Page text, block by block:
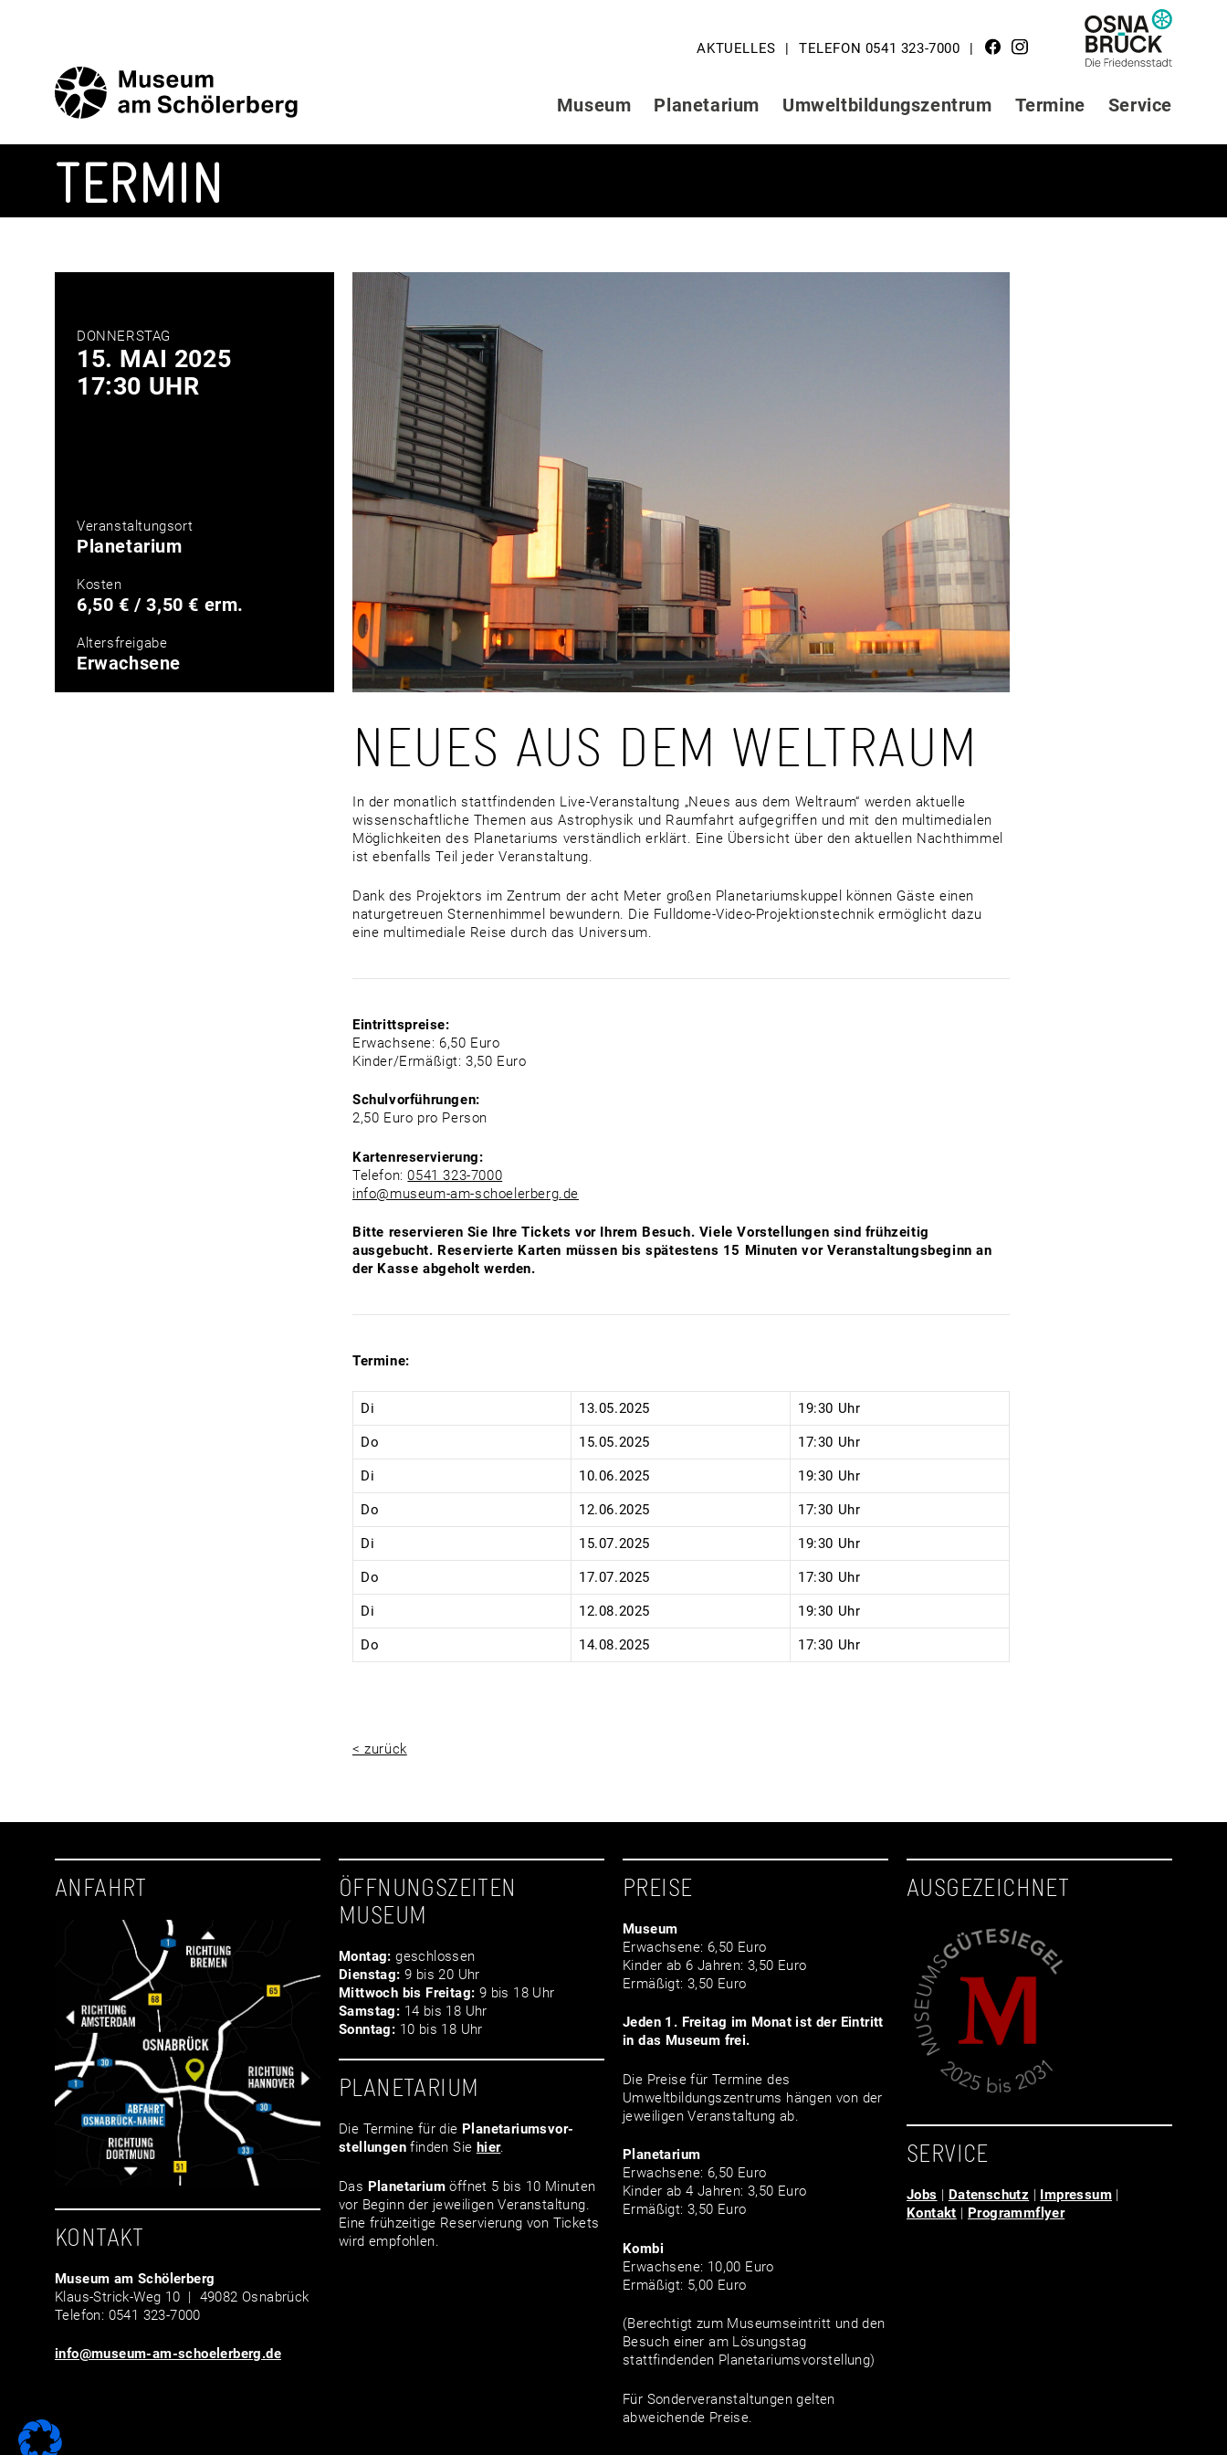
AKTUELLES TELEFON 0541 323-7000
LOGO STADT
OSNABRÜCK
Museum Planetarium Umweltbildungszentrum Termine Service
TERMIN
DONNERSTAG
15. MAI 2025
17:30 UHR
Veranstaltungsort
Planetarium
Kosten
6,50 € / 3,50 € erm.
Altersfreigabe
Erwachsene
NEUES AUS DEM WELTRAUM
In der monatlich stattfindenden Live-Veranstaltung „Neues aus dem Weltraum“ werden aktuelle
wissenschaftliche Themen aus Astrophysik und Raumfahrt aufgegriffen und mit den multimedialen
Möglichkeiten des Planetariums verständlich erklärt. Eine Übersicht über den aktuellen Nachthimmel
ist ebenfalls Teil jeder Veranstaltung.
Dank des Projektors im Zentrum der acht Meter großen Planetariumskuppel können Gäste einen
naturgetreuen Sternenhimmel bewundern. Die Fulldome-Video-Projektionstechnik ermöglicht dazu
eine multimediale Reise durch das Universum.
Eintrittspreise:
Erwachsene: 6,50 Euro
Kinder/Ermäßigt: 3,50 Euro
Schulvorführungen:
2,50 Euro pro Person
Kartenreservierung:
Telefon:0541 323-7000
info@museum-am-schoelerberg.de
Bitte reservieren Sie Ihre Tickets vor Ihrem Besuch. Viele Vorstellungen sind frühzeitig
ausgebucht. Reservierte Karten müssen bis spätestens 15 Minuten vor Veranstaltungsbeginn an
der Kasse abgeholt werden.
Termine:
Di 13.05.2025 19:30 Uhr
Do 15.05.2025 17:30 Uhr
Di 10.06.2025 19:30 Uhr
Do 12.06.2025 17:30 Uhr
Di 15.07.2025 19:30 Uhr
Do 17.07.2025 17:30 Uhr
Di 12.08.2025 19:30 Uhr
Do 14.08.2025 17:30 Uhr
< zurück
ANFAHRT
KONTAKT
Museum am Schölerberg
Klaus-Strick-Weg 10 | 49082 Osnabrück
Telefon: 0541 323-7000
info@museum-am-schoelerberg.de
ÖFFNUNGSZEITEN
MUSEUM
Montag: geschlossen
Dienstag: 9 bis 20 Uhr
Mittwoch bis Freitag: 9 bis 18 Uhr
Samstag: 14 bis 18 Uhr
Sonntag: 10 bis 18 Uhr
PLANETARIUM
Die Termine für die Planetariumsvor­
stellungen finden Sie hier.
Das Planetarium öffnet 5 bis 10 Minuten
vor Beginn der jeweiligen Veranstaltung.
Eine frühzeitige Reservierung von Tickets
wird empfohlen.
PREISE
Museum
Erwachsene: 6,50 Euro
Kinder ab 6 Jahren: 3,50 Euro
Ermäßigt: 3,50 Euro
Jeden 1. Freitag im Monat ist der Eintritt
in das Museum frei.
Die Preise für Termine des
Umweltbildungszentrums hängen von der
jeweiligen Veranstaltung ab.
Planetarium
Erwachsene: 6,50 Euro
Kinder ab 4 Jahren: 3,50 Euro
Ermäßigt: 3,50 Euro
Kombi
Erwachsene: 10,00 Euro
Ermäßigt: 5,00 Euro
(Berechtigt zum Museumseintritt und den
Besuch einer am Lösungstag
stattfindenden Planetariumsvorstellung)
Für Sonderveranstaltungen gelten
abweichende Preise.
AUSGEZEICHNET
SERVICE
Jobs Datenschutz Impressum
Kontakt
Programmflyer